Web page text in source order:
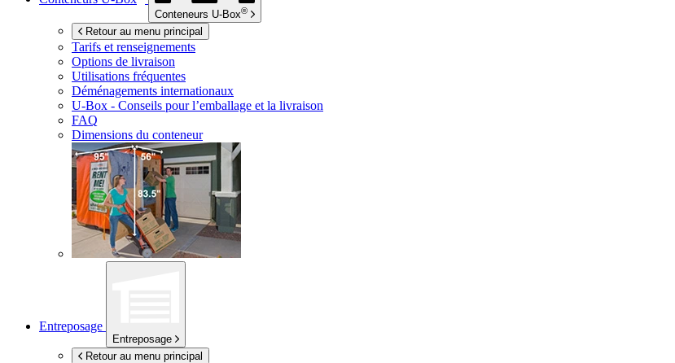
Conteneurs U-Box®
Retour au menu principal
Tarifs et renseignements
Options de livraison
Utilisations fréquentes
Déménagements internationaux
U-Box - Conseils pour l’emballage et la livraison
FAQ
Dimensions du conteneur
Entreposage
Entreposage
Retour au menu principal